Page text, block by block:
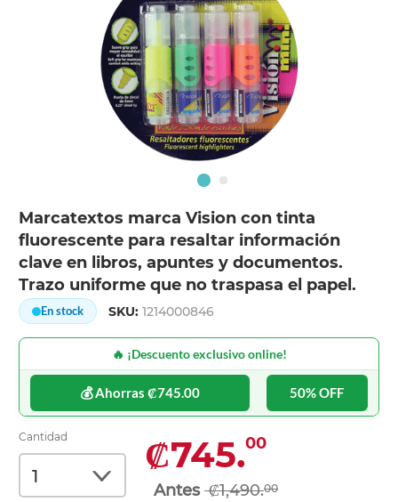
Marcatextos marca Vision con tinta
fluorescente para resaltar información
clave en libros, apuntes y documentos.
Trazo uniforme que no traspasa el papel.
En stock SKU:1214000846
🔥 ¡Descuento exclusivo online!
💰 Ahorras ₡745.00 50% OFF
Cantidad ₡745.00
₡1,490.00